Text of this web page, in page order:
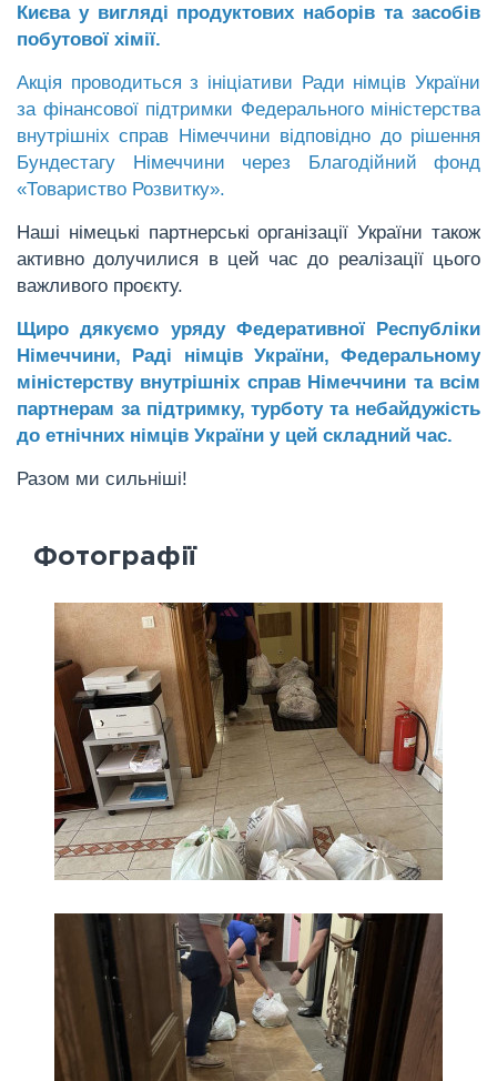
Києва у вигляді продуктових наборів та засобів
побутової хімії.
Акція проводиться з ініціативи Ради німців України
за фінансової підтримки Федерального міністерства
внутрішніх справ Німеччини відповідно до рішення
Бундестагу Німеччини через Благодійний фонд
«Товариство Розвитку».
Наші німецькі партнерські організації України також
активно долучилися в цей час до реалізації цього
важливого проєкту.
Щиро дякуємо уряду Федеративної Республіки
Німеччини, Раді німців України, Федеральному
міністерству внутрішніх справ Німеччини та всім
партнерам за підтримку, турботу та небайдужість
до етнічних німців України у цей складний час.
Разом ми сильніші!
Фотографії